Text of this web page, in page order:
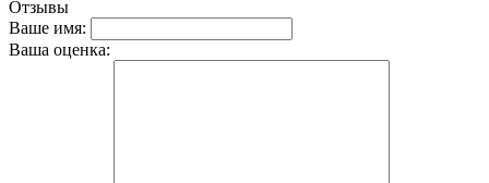
Отзывы
Ваше имя:
Ваша оценка: